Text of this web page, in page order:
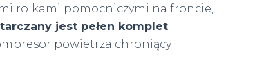
rolkami pomocniczymi na froncie,
jest pełen komplet
powietrza chroniący